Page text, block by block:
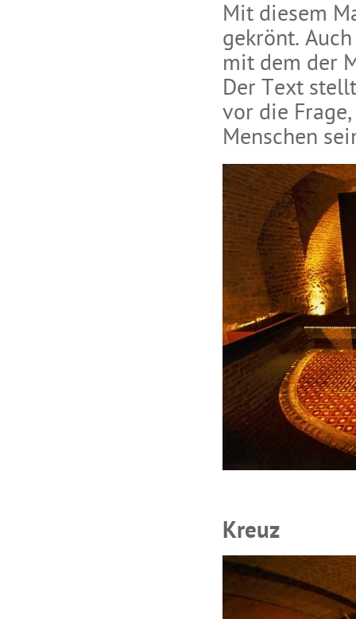
Mit diesem
gekrönt.
mit dem der
Der Text
vor die
Menschen
Kreuz